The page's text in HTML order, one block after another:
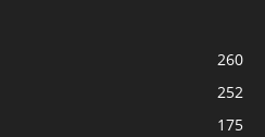
260
252
175